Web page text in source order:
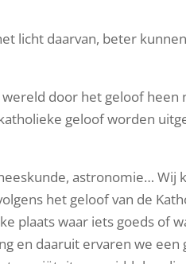
licht daarvan, beter
door het geloof
geloof worden
astronomie… Wij
het geloof van de
plaats waar iets goeds of
en daaruit ervaren we